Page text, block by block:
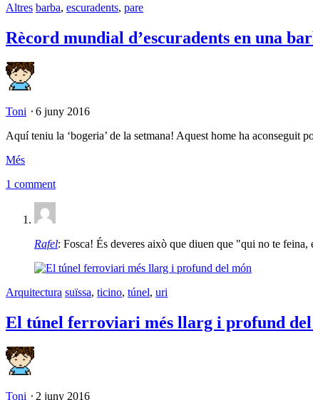
Altres barba, escuradents, pare
Rècord mundial d’escuradents en una
Toni ⋅ 6 juny 2016
Aquí teniu la ‘bogeria’ de la setmana! Aquest home ha aconseguit
Més
1 comment
Rafel: Fosca! És deveres això que diuen que "qui no te feina,
Arquitectura suïssa, ticino, túnel, uri
El túnel ferroviari més llarg i profund del
Toni ⋅ 2 juny 2016